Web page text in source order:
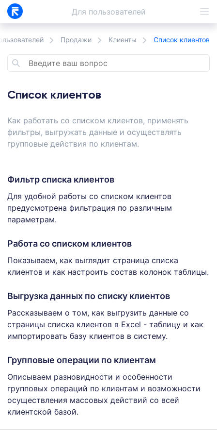
Для пользователей
Продажи Клиенты Список клиентов
Список клиентов
Как работать со списком клиентов, применять
фильтры, выгружать данные и осуществлять
групповые действия по клиентам.
Фильтр списка клиентов
Для удобной работы со списком клиентов
предусмотрена фильтрация по различным
параметрам.
Работа со списком клиентов
Показываем, как выглядит страница списка
клиентов и как настроить состав колонок таблицы.
Выгрузка данных по списку клиентов
Рассказываем о том, как выгрузить данные со
страницы списка клиентов в Excel - таблицу и как
импортировать базу клиентов в систему.
Групповые операции по клиентам
Описываем разновидности и особенности
групповых операций по клиентам и возможности
осуществления массовых действий со всей
клиентской базой.